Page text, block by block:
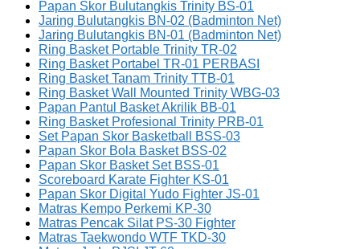
Papan Skor Bulutangkis Trinity BS-01
Jaring Bulutangkis BN-02 (Badminton Net)
Jaring Bulutangkis BN-01 (Badminton Net)
Ring Basket Portable Trinity TR-02
Ring Basket Portabel TR-01 PERBASI
Ring Basket Tanam Trinity TTB-01
Ring Basket Wall Mounted Trinity WBG-03
Papan Pantul Basket Akrilik BB-01
Ring Basket Profesional Trinity PRB-01
Set Papan Skor Basketball BSS-03
Papan Skor Bola Basket BSS-02
Papan Skor Basket Set BSS-01
Scoreboard Karate Fighter KS-01
Papan Skor Digital Yudo Fighter JS-01
Matras Kempo Perkemi KP-30
Matras Pencak Silat PS-30 Fighter
Matras Taekwondo WTF TKD-30